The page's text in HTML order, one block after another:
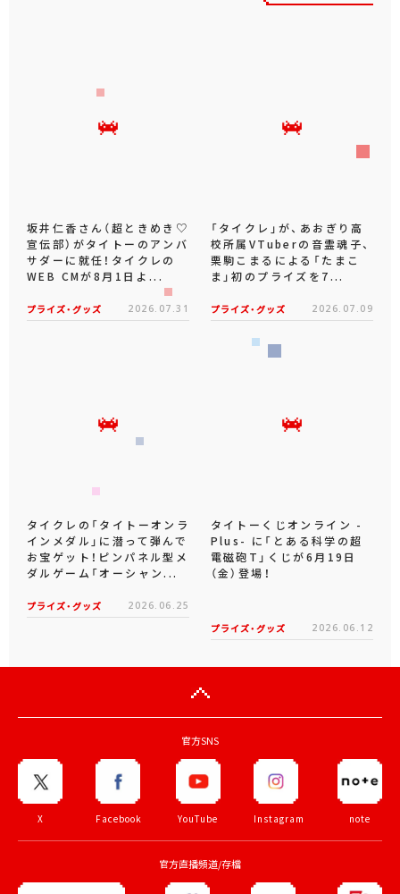
坂井仁香さん（超ときめき♡
宣伝部）がタイトーのアンバ
サダーに就任！タイクレの
WEB CMが8月1日よ...
プライズ・グッズ 2026.07.31
「タイクレ」が、あおぎり高
校所属VTuberの音霊魂子、
栗駒こまるによる「たまこ
ま」初のプライズを7...
プライズ・グッズ 2026.07.09
タイクレの「タイトーオンラ
インメダル」に潜って弾んで
お宝ゲット！ピンパネル型メ
ダルゲーム「オーシャン...
プライズ・グッズ 2026.06.25
タイトーくじオンライン -
Plus- に「とある科学の超
電磁砲T」くじが6月19日
（金）登場！
プライズ・グッズ 2026.06.12
官方SNS
X Facebook YouTube Instagram note
官方直播頻道/存檔